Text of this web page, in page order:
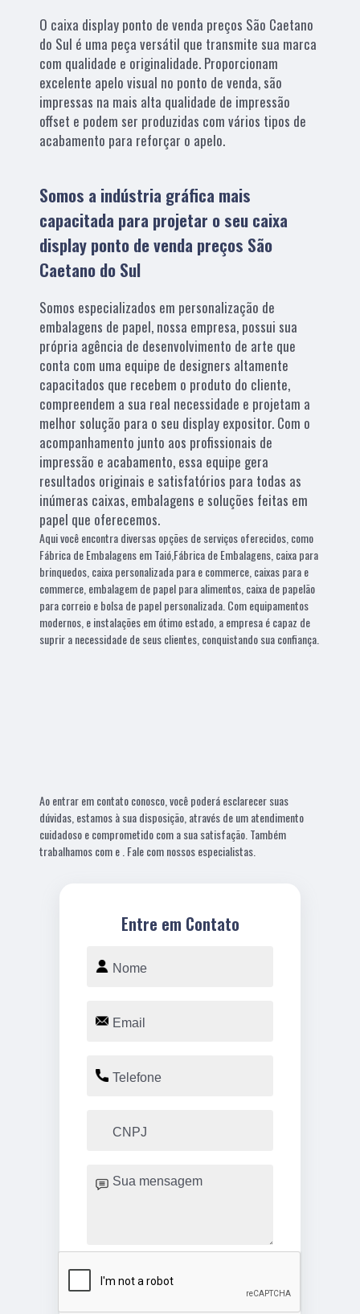
O caixa display ponto de venda preços São Caetano
do Sul é uma peça versátil que transmite sua marca
com qualidade e originalidade. Proporcionam
excelente apelo visual no ponto de venda, são
impressas na mais alta qualidade de impressão
offset e podem ser produzidas com vários tipos de
acabamento para reforçar o apelo.
Somos a indústria gráfica mais
capacitada para projetar o seu caixa
display ponto de venda preços São
Caetano do Sul
Somos especializados em personalização de
embalagens de papel, nossa empresa, possui sua
própria agência de desenvolvimento de arte que
conta com uma equipe de designers altamente
capacitados que recebem o produto do cliente,
compreendem a sua real necessidade e projetam a
melhor solução para o seu display expositor. Com o
acompanhamento junto aos profissionais de
impressão e acabamento, essa equipe gera
resultados originais e satisfatórios para todas as
inúmeras caixas, embalagens e soluções feitas em
papel que oferecemos.
Aqui você encontra diversas opções de serviços oferecidos, como
Fábrica de Embalagens em Taió,Fábrica de Embalagens, caixa para
brinquedos, caixa personalizada para e commerce, caixas para e
commerce, embalagem de papel para alimentos, caixa de papelão
para correio e bolsa de papel personalizada. Com equipamentos
modernos, e instalações em ótimo estado, a empresa é capaz de
suprir a necessidade de seus clientes, conquistando sua confiança.
Ao entrar em contato conosco, você poderá esclarecer suas
dúvidas, estamos à sua disposição, através de um atendimento
cuidadoso e comprometido com a sua satisfação. Também
trabalhamos com e . Fale com nossos especialistas.
Entre em Contato